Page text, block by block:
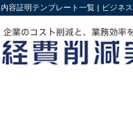
内容証明テンプレート一覧 | ビジネ